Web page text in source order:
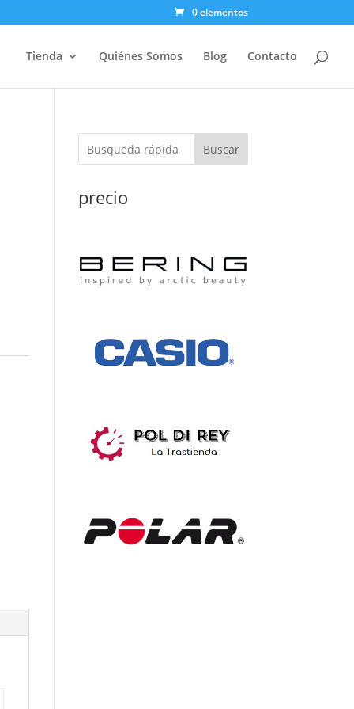
0 elementos
Tienda Quiénes Somos Blog Contacto
Buscar
precio